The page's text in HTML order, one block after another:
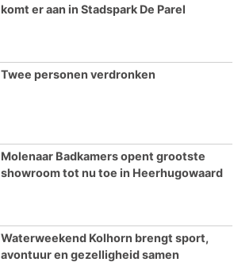
komt er aan in Stadspark De Parel
Twee personen verdronken
Molenaar Badkamers opent grootste
showroom tot nu toe in Heerhugowaard
Waterweekend Kolhorn brengt sport,
avontuur en gezelligheid samen